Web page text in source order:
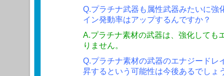
Q.プラチナ武器も属性武器みたいに強
イン発動率はアップするんですか？
A.プラチナ素材の武器は、強化しても
りません。
Q.プラチナ素材の武器のエナジードレ
昇するという可能性は今後あるでしょ